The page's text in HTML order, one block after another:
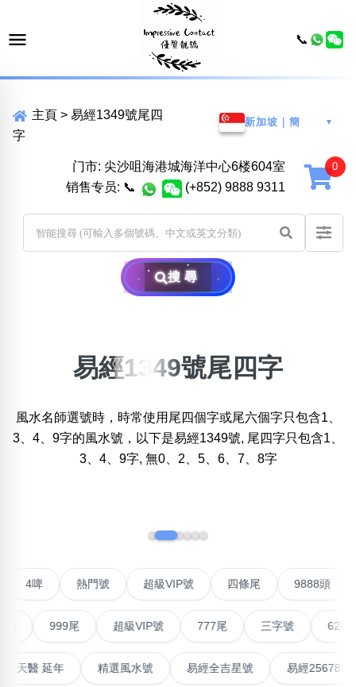
主頁 > 易經1349號尾四
字
新加坡｜簡 ▼
门市: 尖沙咀海港城海洋中心6楼604室
销售专员: 📞 (+852) 9888 9311
搜尋
搜尋選項
位置:
二 三 四 五 六 七 八
不包含數字
無0 無1 無2無3無4無5 無6無7無8無9
清除全部分類
易經1349號尾四字
風水名師選號時，時常使用尾四個字或尾六個字只包含1、
3、4、9字的風水號，以下是易經1349號, 尾四字只包含1、
3、4、9字, 無0、2、5、6、7、8字
熱門號 超級VIP號 四條尾 9888頭
999尾 超級VIP號 777尾 三字號 6288頭
能量生氣 天醫 延年 精選風水號 易經全吉星號 易經
📞